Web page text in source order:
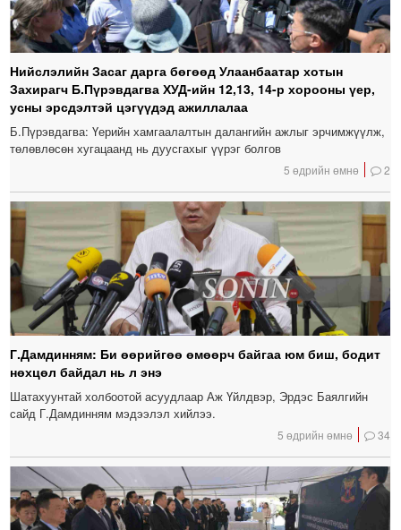
Нийслэлийн Засаг дарга бөгөөд Улаанбаатар хотын
Захирагч Б.Пүрэвдагва ХУД-ийн 12,13, 14-р хорооны үер,
усны эрсдэлтэй цэгүүдэд ажиллалаа
Б.Пүрэвдагва: Үерийн хамгаалалтын далангийн ажлыг эрчимжүүлж,
төлөвлөсөн хугацаанд нь дуусгахыг үүрэг болгов
5 өдрийн өмнө 2
Г.Дамдинням: Би өөрийгөө өмөөрч байгаа юм биш, бодит
нөхцөл байдал нь л энэ
Шатахуунтай холбоотой асуудлаар Аж Үйлдвэр, Эрдэс Баялгийн
сайд Г.Дамдинням мэдээлэл хийлээ.
5 өдрийн өмнө 34